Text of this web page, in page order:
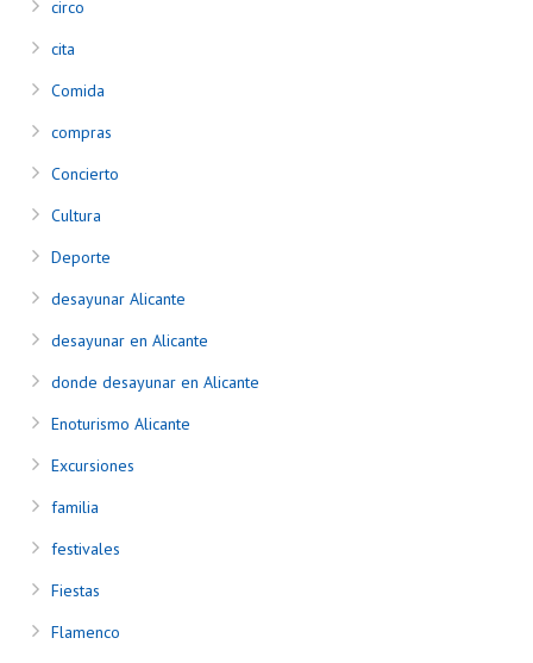
circo
cita
Comida
compras
Concierto
Cultura
Deporte
desayunar Alicante
desayunar en Alicante
donde desayunar en Alicante
Enoturismo Alicante
Excursiones
familia
festivales
Fiestas
Flamenco